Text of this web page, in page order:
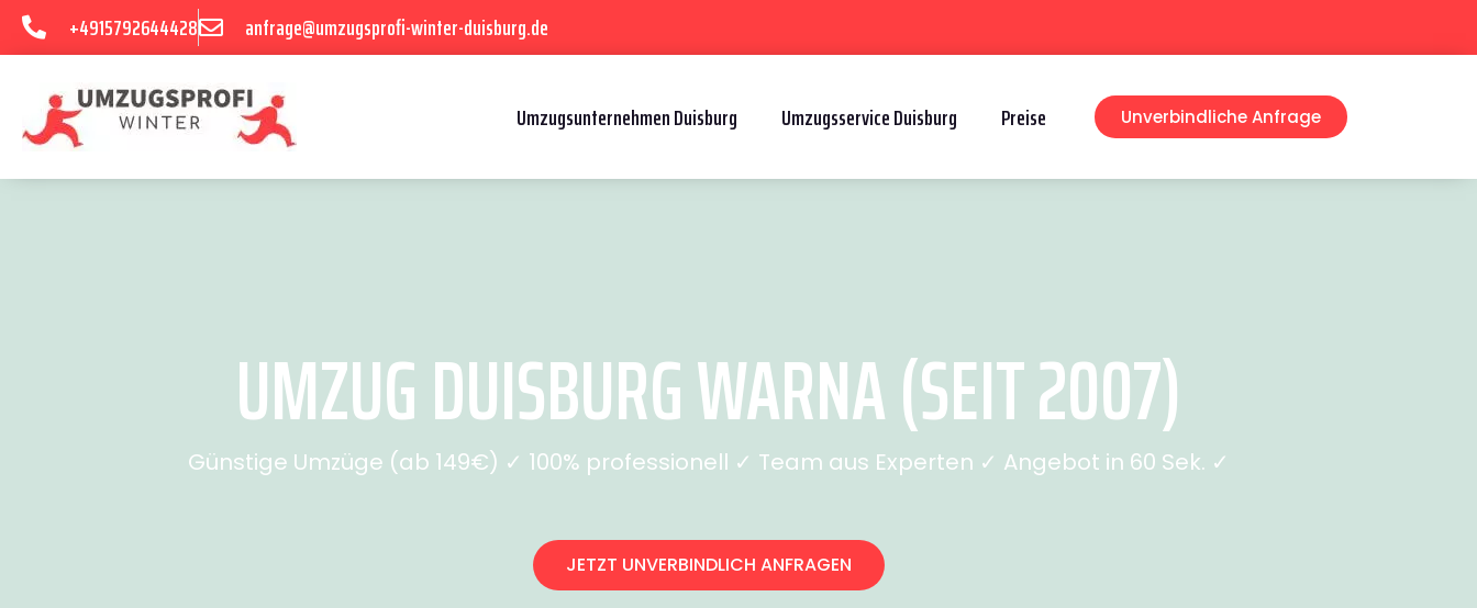
+4915792644428 anfrage@umzugsprofi-winter-duisburg.de
Umzugsunternehmen Duisburg Umzugsservice Duisburg Preise Unverbindliche Anfrage
UMZUG DUISBURG WARNA (SEIT 2007)
Günstige Umzüge (ab 149€) ✓ 100% professionell ✓ Team aus Experten ✓ Angebot in 60 Sek. ✓
JETZT UNVERBINDLICH ANFRAGEN